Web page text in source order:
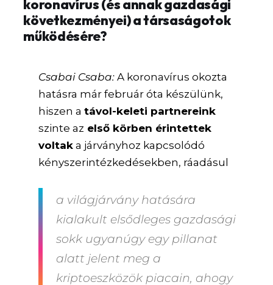
koronavírus (és annak gazdasági
következményei) a társaságotok
működésére?
Csabai Csaba: A koronavírus okozta
hatásra már február óta készülünk,
hiszen atávol-keleti partnereink
szinte az első körben érintettek
voltak a járványhoz kapcsolódó
kényszerintézkedésekben, ráadásul
a világjárvány hatására
kialakult elsődleges gazdasági
sokk ugyanúgy egy pillanat
alatt jelent meg a
kriptoeszközök piacain, ahogy